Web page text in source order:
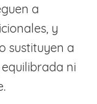
a
y
sustituyen a
ni